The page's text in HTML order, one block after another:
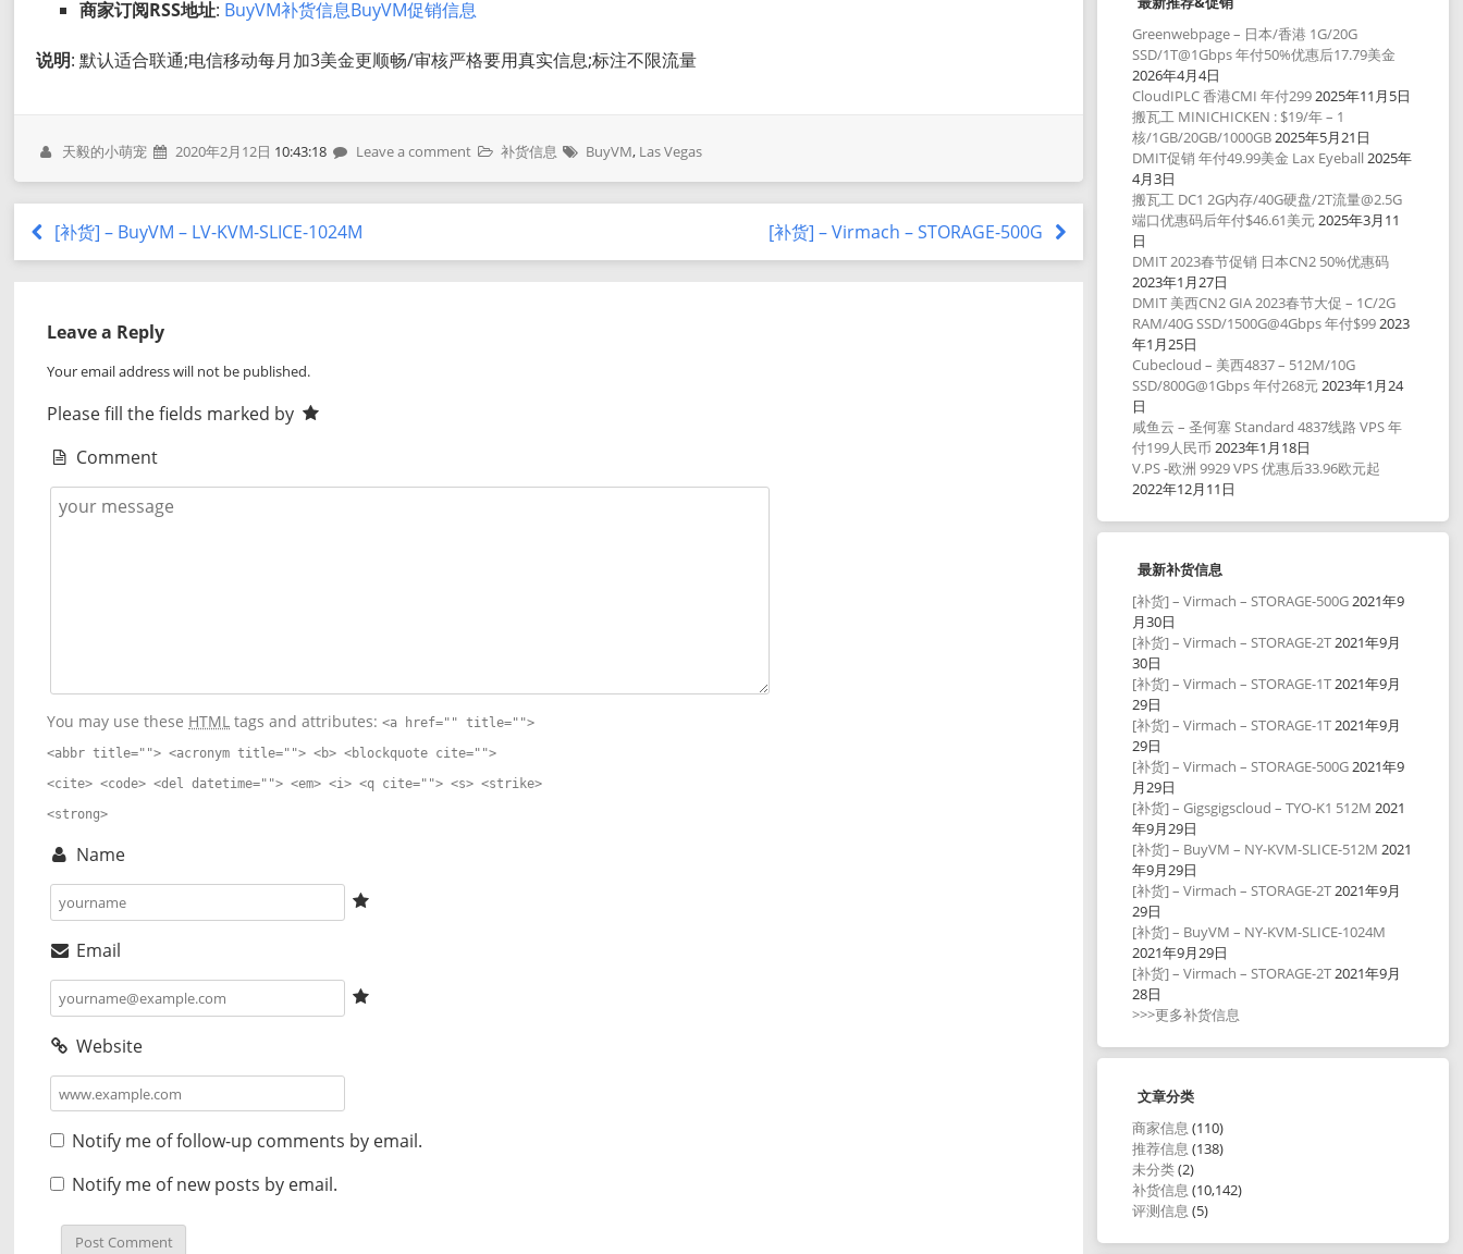
商家订阅RSS地址: BuyVM补货信息BuyVM促销信息
说明: 默认适合联通;电信移动每月加3美金更顺畅/审核严格要用真实信息;标注不限流量
天毅的小萌宠 2020年2月12日 10:43:18 Leave a comment 补货信息 BuyVM, Las Vegas
[补货] – BuyVM – LV-KVM-SLICE-1024M [补货] – Virmach – STORAGE-500G
Leave a Reply
Your email address will not be published.
Please fill the fields marked by
Comment
You may use these HTML tags and attributes:<a href="" title="">
<abbr title=""> <acronym title=""> <b> <blockquote cite="">
<cite> <code> <del datetime=""> <em> <i> <q cite=""> <s> <strike>
<strong>
Name
Email
Website
Notify me of follow-up comments by email.
Notify me of new posts by email.
Greenwebpage – 日本/香港 1G/20G
SSD/1T@1Gbps 年付50%优惠后17.79美金
2026年4月4日
CloudIPLC 香港CMI 年付2992025年11月5日
搬瓦工 MINICHICKEN : $19/年 – 1
核/1GB/20GB/1000GB2025年5月21日
DMIT促销 年付49.99美金 Lax Eyeball 2025年
4月3日
搬瓦工 DC1 2G内存/40G硬盘/2T流量@2.5G
端口优惠码后年付$46.61美元2025年3月11
日
DMIT 2023春节促销 日本CN2 50%优惠码
2023年1月27日
DMIT 美西CN2 GIA 2023春节大促 – 1C/2G
RAM/40G SSD/1500G@4Gbps 年付$992023
年1月25日
Cubecloud – 美西4837 – 512M/10G
SSD/800G@1Gbps 年付268元2023年1月24
日
咸鱼云 – 圣何塞 Standard 4837线路 VPS 年
付199人民币 2023年1月18日
V.PS -欧洲 9929 VPS 优惠后33.96欧元起
2022年12月11日
最新补货信息
[补货] – Virmach – STORAGE-500G2021年9
月30日
[补货] – Virmach – STORAGE-2T2021年9月
30日
[补货] – Virmach – STORAGE-1T2021年9月
29日
[补货] – Virmach – STORAGE-1T2021年9月
29日
[补货] – Virmach – STORAGE-500G2021年9
月29日
[补货] – Gigsgigscloud – TYO-K1 512M 2021
年9月29日
[补货] – BuyVM – NY-KVM-SLICE-512M 2021
年9月29日
[补货] – Virmach – STORAGE-2T2021年9月
29日
[补货] – BuyVM – NY-KVM-SLICE-1024M
2021年9月29日
[补货] – Virmach – STORAGE-2T2021年9月
28日
>>>更多补货信息
文章分类
商家信息 (110)
推荐信息 (138)
未分类(2)
补货信息 (10,142)
评测信息 (5)